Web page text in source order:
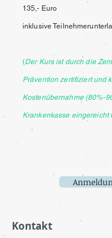
135,- Euro
inklusive
(Der Kurs ist durch die
Prävention zertifiziert und
Kostenübernahme (80%-
Krankenkasse eingereicht
Kontakt